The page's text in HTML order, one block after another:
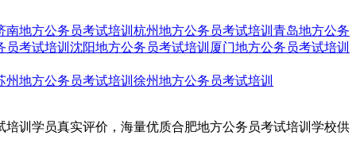
南地方公务员考试培训 杭州地方公务员考试培训 青岛地方公务
员考试培训 沈阳地方公务员考试培训 厦门地方公务员考试培训
州地方公务员考试培训 徐州地方公务员考试培训
训学员真实评价，海量优质合肥地方公务员考试培训学校供